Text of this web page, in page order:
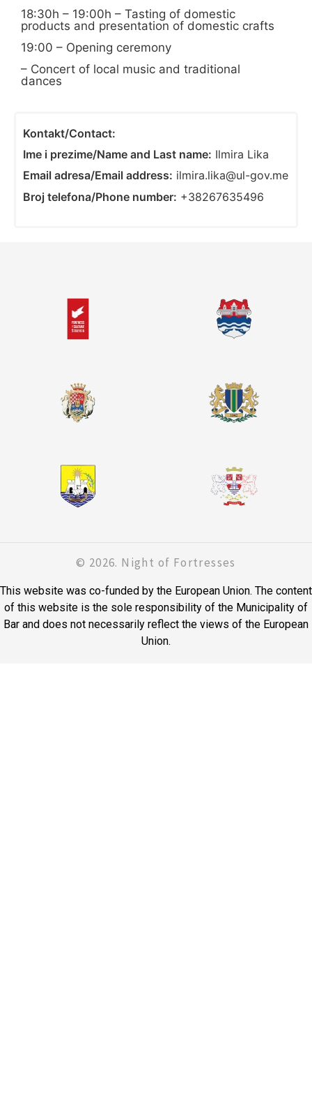
18:30h – 19:00h – Tasting of domestic
products and presentation of domestic crafts
19:00 – Opening ceremony
– Concert of local music and traditional
dances
Kontakt/Contact:
Ime i prezime/Name and Last name: Ilmira Lika
Email adresa/Email address: ilmira.lika@ul-gov.me
Broj telefona/Phone number: +38267635496
© 2026. Night of Fortresses
This website was co-funded by the European Union. The content
of this website is the sole responsibility of the Municipality of
Bar and does not necessarily reflect the views of the European
Union.